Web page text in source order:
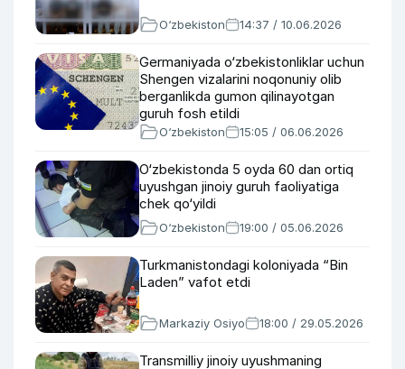
O‘zbekiston 14:37 / 10.06.2026
Germaniyada o‘zbekistonliklar uchun
Shengen vizalarini noqonuniy olib
berganlikda gumon qilinayotgan
guruh fosh etildi
O‘zbekiston 15:05 / 06.06.2026
O‘zbekistonda 5 oyda 60 dan ortiq
uyushgan jinoiy guruh faoliyatiga
chek qo‘yildi
O‘zbekiston 19:00 / 05.06.2026
Turkmanistondagi koloniyada “Bin
Laden” vafot etdi
Markaziy Osiyo 18:00 / 29.05.2026
Transmilliy jinoiy uyushmaning